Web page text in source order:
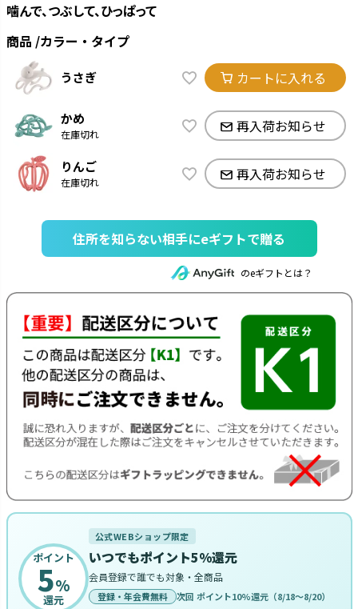
噛んで、つぶして、ひっぱって
商品 カラー・タイプ
うさぎ カートに入れる
かめ
在庫切れ 再入荷お知らせ
りんご
在庫切れ 再入荷お知らせ
住所を知らない相手にeギフトで贈る
のeギフトとは？
ポイント
5%
還元
公式WEBショップ限定
いつでもポイント5%還元
会員登録で誰でも対象・全商品
登録・年会費無料 次回 ポイント10%還元（8/18〜8/20）